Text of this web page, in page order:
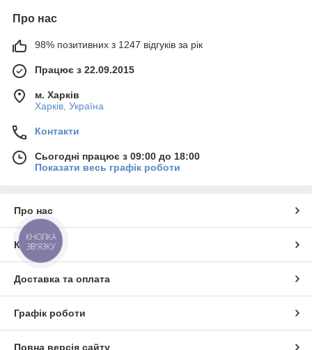
Про нас
98% позитивних з 1247 відгуків за рік
Працює з 22.09.2015
м. Харків
Харків, Україна
Контакти
Сьогодні працює з 09:00 до 18:00
Показати весь графік роботи
Про нас
Контакти
Доставка та оплата
Графік роботи
Повна версія сайту
КНОПКА
ЗВ'ЯЗКУ